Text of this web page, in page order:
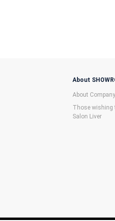
About
About Company
Those wishing
Salon Liver